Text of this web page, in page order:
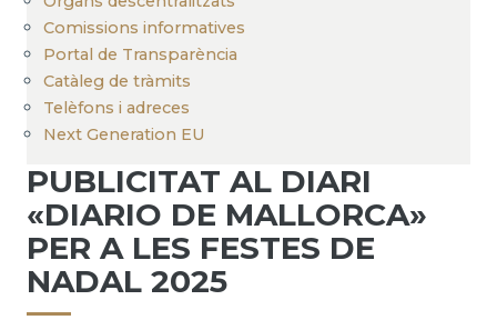
Comissions informatives
Portal de Transparència
Catàleg de tràmits
Telèfons i adreces
Next Generation EU
PUBLICITAT AL DIARI
«DIARIO DE MALLORCA»
PER A LES FESTES DE
NADAL 2025